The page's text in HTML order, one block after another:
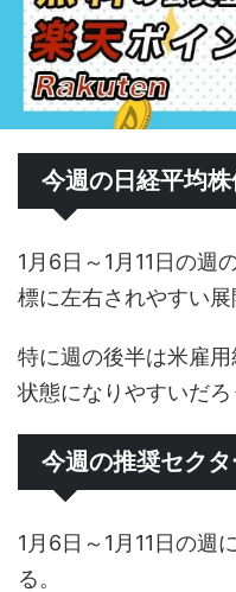
今週の日経平均株
1月6日～1月11日の週
標に左右されやすい展
特に週の後半は米雇
状態になりやすいだろ
今週の推奨セクタ
1月6日～1月11日の週
る。